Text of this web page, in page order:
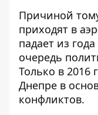
Причиной
приходят в
падает из
очередь
Только в 2016
Днепре в
конфликтов.